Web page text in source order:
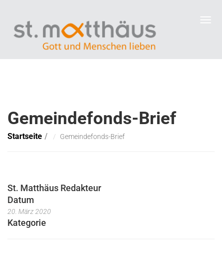
Gemeindefonds-Brief
Startseite Gemeindefonds-Brief
St. Matthäus Redakteur
Datum
20. März 2020
Kategorie